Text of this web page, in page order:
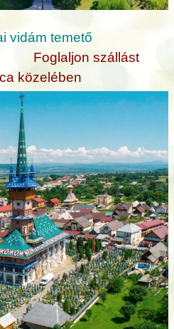
vidám temető
Foglaljon szállást
közelében